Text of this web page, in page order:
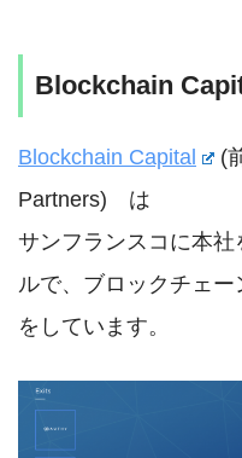
Blockchain
Blockchain Capital
(
Partners) は
サンフランスコに本
ルで、ブロックチェ
をしています。